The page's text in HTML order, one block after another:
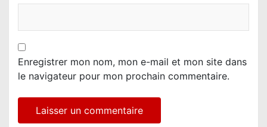
Enregistrer mon nom, mon e-mail et mon site dans
le navigateur pour mon prochain commentaire.